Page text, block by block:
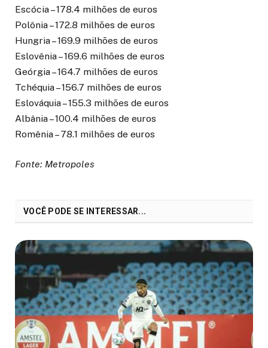
Escócia – 178.4 milhões de euros
Polônia – 172.8 milhões de euros
Hungria – 169.9 milhões de euros
Eslovênia – 169.6 milhões de euros
Geórgia – 164.7 milhões de euros
Tchéquia – 156.7 milhões de euros
Eslováquia – 155.3 milhões de euros
Albânia – 100.4 milhões de euros
Romênia – 78.1 milhões de euros
Fonte: Metropoles
VOCÊ PODE SE INTERESSAR...